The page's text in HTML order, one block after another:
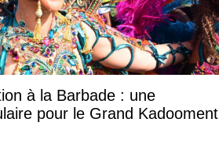
à la Barbade : une
pour le Grand Kadooment